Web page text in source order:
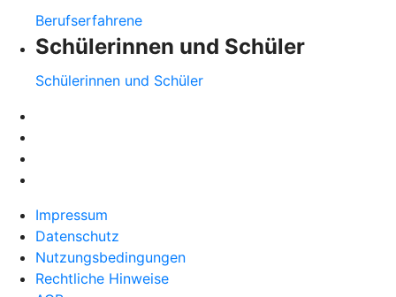
Berufserfahrene
Schülerinnen und Schüler
Schülerinnen und Schüler
Impressum
Datenschutz
Nutzungsbedingungen
Rechtliche Hinweise